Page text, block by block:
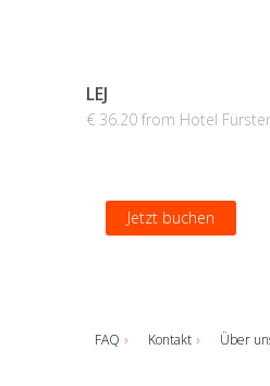
LEJ
€ 36.20 from Hotel
Jetzt buchen
FAQ Kontakt Über